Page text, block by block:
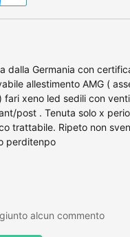
dalla Germania con
allestimento AMG (
fari xeno led sedili con
post . Tenuta solo x
trattabile. Ripeto non
perditenpo
alcun commento